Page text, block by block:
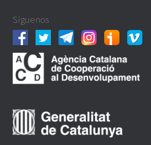
Síguenos